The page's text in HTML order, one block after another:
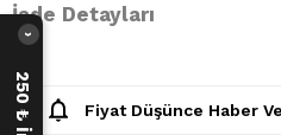
İade Detayları
Fiyat Düşünce Haber
›